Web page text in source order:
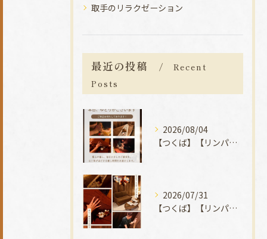
取手のリラクゼーション
最近の投稿
Recent
Posts
2026/08/04
【つくば】【リンパマッサージ】【タイ古式】【マッサージ】
2026/07/31
【つくば】【リンパマッサージ】【タイ古式】【マッサージ】